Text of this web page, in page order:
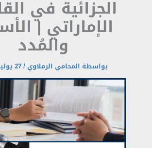
الجزائية في القانون
الإماراتي | الأسباب
والمُدد
المحامي الرملاوي/ 27 يوليو، 2025